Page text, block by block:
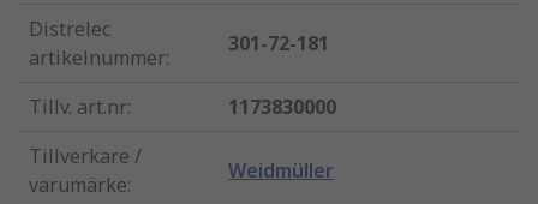
Distrelec
artikelnummer:
301-72-181
Tillv. art.nr:
1173830000
Tillverkare /
varumärke:
Weidmüller